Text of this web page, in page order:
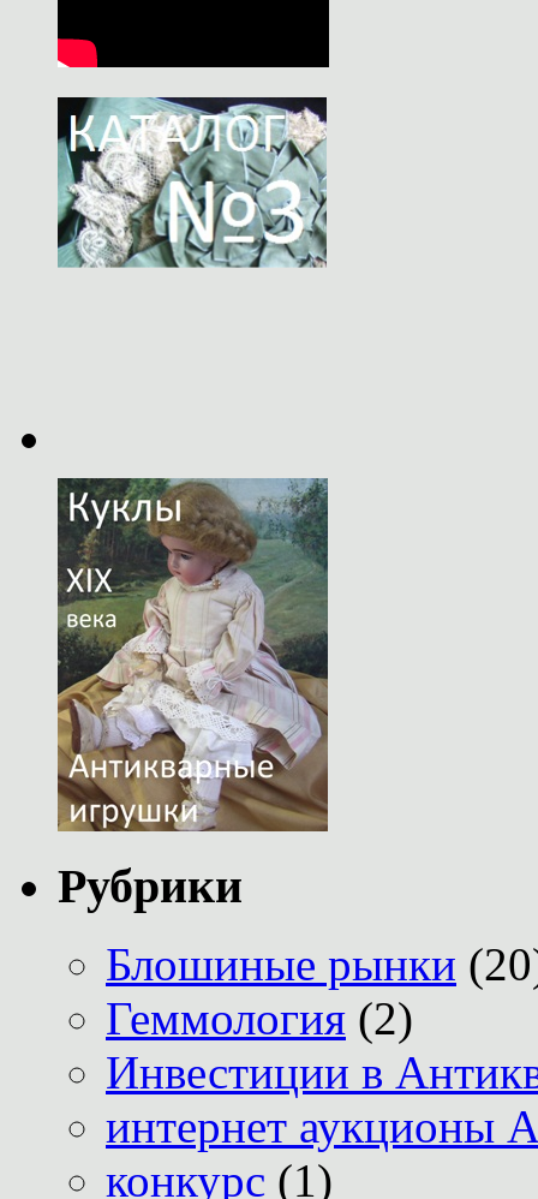
Рубрики
Блошиные рынки
Геммология (2)
Инвестиции в
интернет аукционы
конкурс (1)